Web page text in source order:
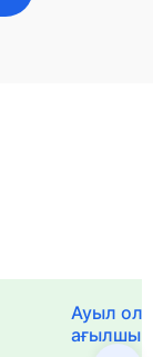
Ауыл
ағылшын